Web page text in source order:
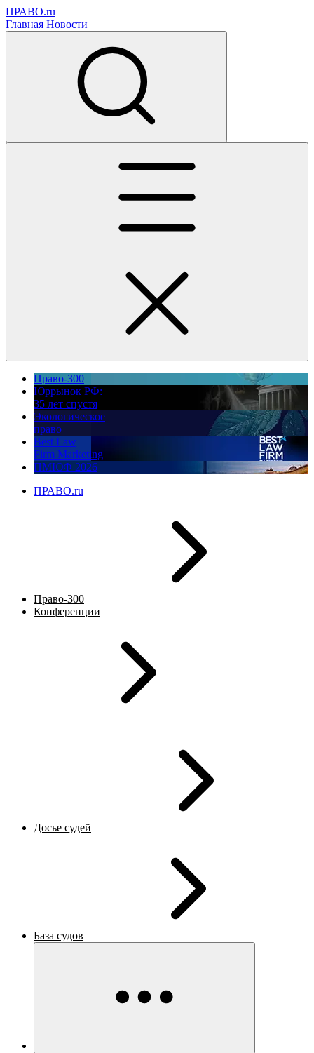
ПРАВО.ru
Главная Новости
Право-300
Юррынок РФ:
35 лет спустя
Экологическое
право
Best Law
Firm Marketing
ПМЮФ 2026
ПРАВО.ru
Право-300
Конференции
Досье судей
База судов